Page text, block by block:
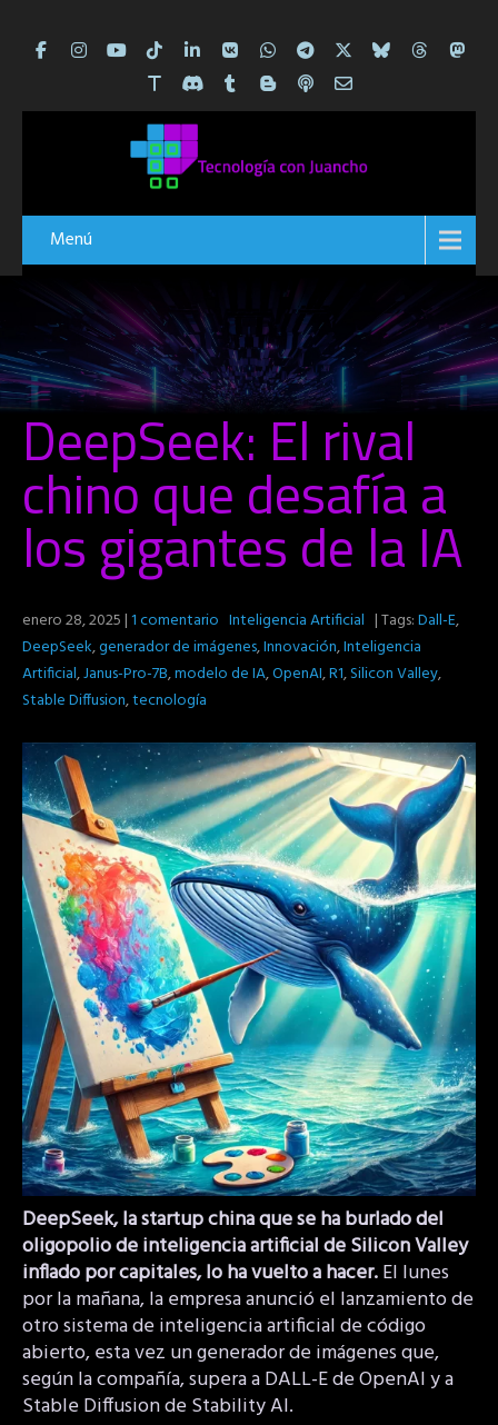
Menú
DeepSeek: El rival
chino que desafía a
los gigantes de la IA
enero 28, 2025|1 comentario Inteligencia Artificial | Tags:Dall-E,
DeepSeek,generador de imágenes,Innovación,Inteligencia
Artificial,Janus-Pro-7B,modelo de IA,OpenAI,R1,Silicon Valley,
Stable Diffusion,tecnología
DeepSeek, la startup china que se ha burlado del
oligopolio de inteligencia artificial de Silicon Valley
inflado por capitales, lo ha vuelto a hacer.El lunes
por la mañana, la empresa anunció el lanzamiento de
otro sistema de inteligencia artificial de código
abierto, esta vez un generador de imágenes que,
según la compañía, supera a DALL-E de OpenAI y a
Stable Diffusion de Stability AI.